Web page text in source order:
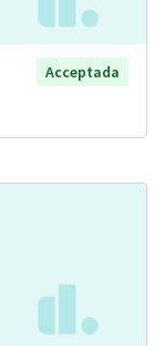
Acceptada